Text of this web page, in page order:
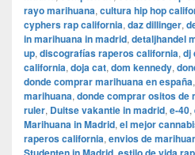
rayo marihuana, cultura hip hop
cyphers rap california, daz dillinger,
in marihuana in madrid, detaljhandel
up, discografías raperos california, dj
california, doja cat, dom kennedy,
donde comprar marihuana en españa,
marihuana, donde comprar ositos de
ruler, Duitse vakantie in madrid, e-40,
Marihuana in Madrid, el mejor
raperos california, envios de